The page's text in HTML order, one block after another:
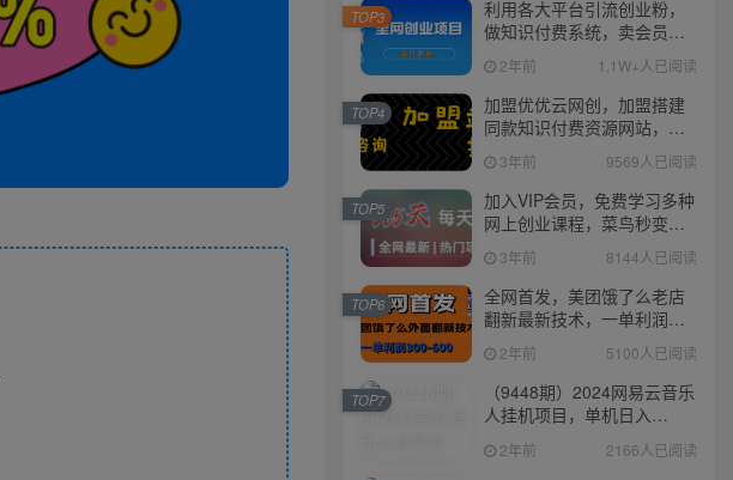
利用各大平台引流创业粉，
做知识付费系统，卖会员，
卖课程，实现日入几百几千
2年前 1.1W+人已阅读
TOP3
加盟优优云网创，加盟搭建
同款知识付费资源网站，实
现长期稳定被动收入~
3年前 9569人已阅读
TOP4
加入VIP会员，免费学习多种
网上创业课程，菜鸟秒变大
神！
3年前 8144人已阅读
TOP5
全网首发，美团饿了么老店
翻新最新技术，一单利润
300-600
2年前 5100人已阅读
TOP6
（9448期）2024网易云音乐
人挂机项目，单机日入
150+，无脑月入5000+
2年前 2166人已阅读
TOP7